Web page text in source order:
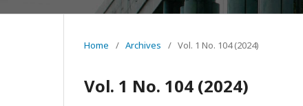
Home / Archives / Vol. 1 No. 104 (2024)
Vol. 1 No. 104 (2024)